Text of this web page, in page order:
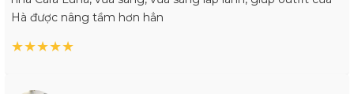
Hà được nâng tầm hơn hẳn
★★★★★